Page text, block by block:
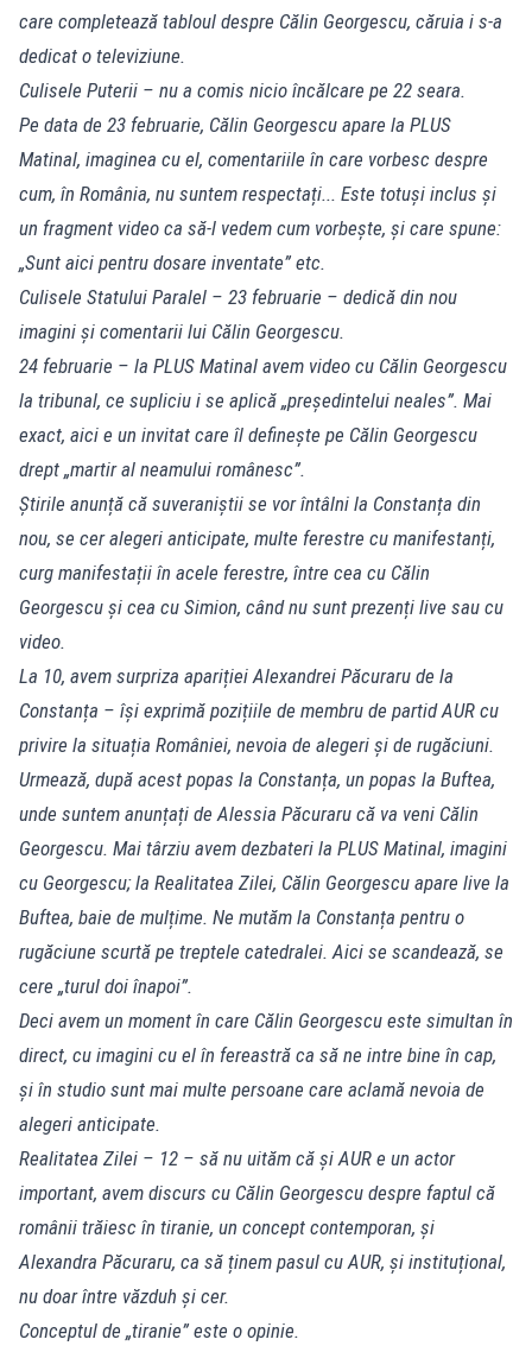
care completează tabloul despre Călin Georgescu, căruia i s-a
dedicat o televiziune.
Culisele Puterii – nu a comis nicio încălcare pe 22 seara.
Pe data de 23 februarie, Călin Georgescu apare la PLUS
Matinal, imaginea cu el, comentariile în care vorbesc despre
cum, în România, nu suntem respectați... Este totuși inclus și
un fragment video ca să-l vedem cum vorbește, și care spune:
„Sunt aici pentru dosare inventate” etc.
Culisele Statului Paralel – 23 februarie – dedică din nou
imagini și comentarii lui Călin Georgescu.
24 februarie – la PLUS Matinal avem video cu Călin Georgescu
la tribunal, ce supliciu i se aplică „președintelui neales”. Mai
exact, aici e un invitat care îl definește pe Călin Georgescu
drept „martir al neamului românesc”.
Știrile anunță că suveraniștii se vor întâlni la Constanța din
nou, se cer alegeri anticipate, multe ferestre cu manifestanți,
curg manifestații în acele ferestre, între cea cu Călin
Georgescu și cea cu Simion, când nu sunt prezenți live sau cu
video.
La 10, avem surpriza apariției Alexandrei Păcuraru de la
Constanța – își exprimă pozițiile de membru de partid AUR cu
privire la situația României, nevoia de alegeri și de rugăciuni.
Urmează, după acest popas la Constanța, un popas la Buftea,
unde suntem anunțați de Alessia Păcuraru că va veni Călin
Georgescu. Mai târziu avem dezbateri la PLUS Matinal, imagini
cu Georgescu; la Realitatea Zilei, Călin Georgescu apare live la
Buftea, baie de mulțime. Ne mutăm la Constanța pentru o
rugăciune scurtă pe treptele catedralei. Aici se scandează, se
cere „turul doi înapoi”.
Deci avem un moment în care Călin Georgescu este simultan în
direct, cu imagini cu el în fereastră ca să ne intre bine în cap,
și în studio sunt mai multe persoane care aclamă nevoia de
alegeri anticipate.
Realitatea Zilei – 12 – să nu uităm că și AUR e un actor
important, avem discurs cu Călin Georgescu despre faptul că
românii trăiesc în tiranie, un concept contemporan, și
Alexandra Păcuraru, ca să ținem pasul cu AUR, și instituțional,
nu doar între văzduh și cer.
Conceptul de „tiranie” este o opinie.